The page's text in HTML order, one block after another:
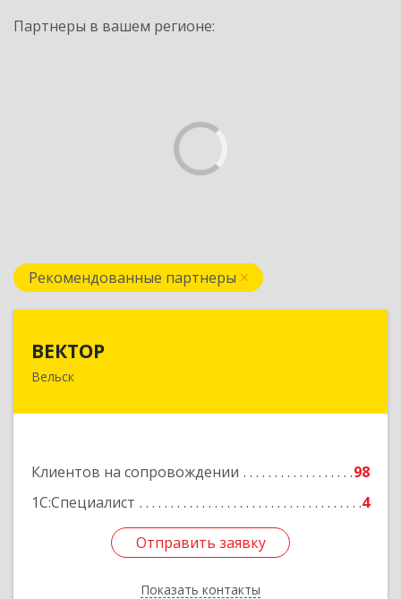
Партнеры в вашем регионе:
Рекомендованные партнеры
ВЕКТОР
Вельск
Клиентов на сопровождении
98
1С:Специалист
4
Отправить заявку
Показать контакты
Отправить заявку
Назад